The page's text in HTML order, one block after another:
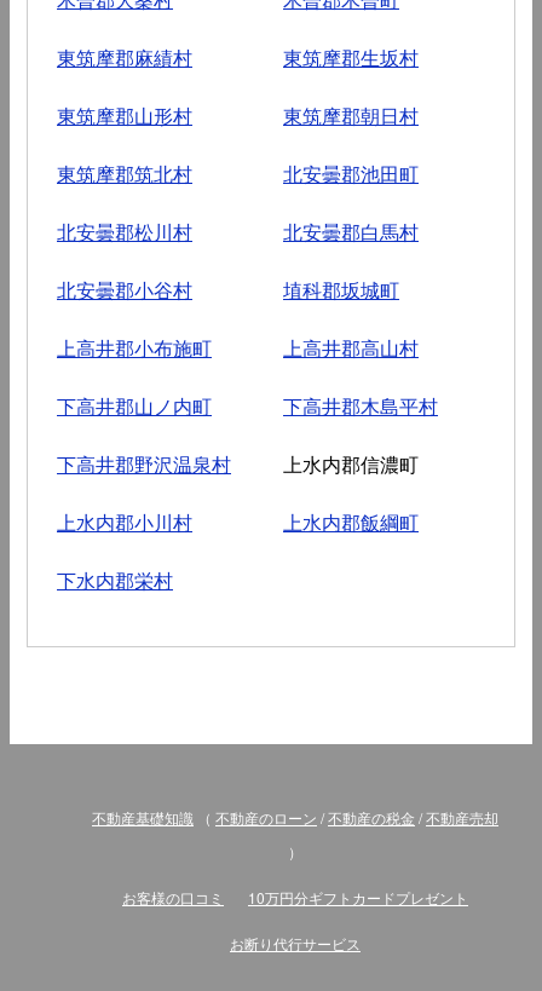
東筑摩郡麻績村 東筑摩郡生坂村
東筑摩郡山形村 東筑摩郡朝日村
東筑摩郡筑北村 北安曇郡池田町
北安曇郡松川村 北安曇郡白馬村
北安曇郡小谷村 埴科郡坂城町
上高井郡小布施町 上高井郡高山村
下高井郡山ノ内町 下高井郡木島平村
下高井郡野沢温泉村 上水内郡信濃町
上水内郡小川村 上水内郡飯綱町
下水内郡栄村
不動産基礎知識 （ 不動産のローン /不動産の税金 /不動産売却
）
お客様の口コミ 10万円分ギフトカードプレゼント
お断り代行サービス